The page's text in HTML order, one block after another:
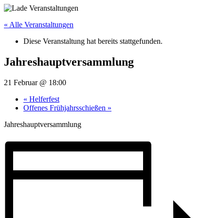
Zum
springen
« Alle Veranstaltungen
Diese Veranstaltung hat bereits stattgefunden.
Jahreshauptversammlung
21 Februar @ 18:00
« Helferfest
Offenes Frühjahrsschießen »
Jahreshauptversammlung